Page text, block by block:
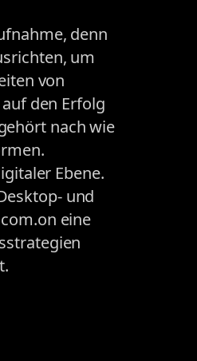
denn
um
von
den Erfolg
nach wie
Ebene.
und
eine